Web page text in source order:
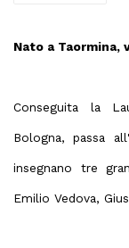
Nato a Taormina,
Conseguita la
Bologna, passa
insegnano tre
Emilio Vedova,